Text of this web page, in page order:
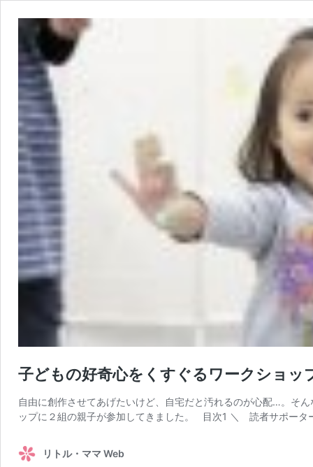
子どもの好奇心をくすぐるワークショッ
自由に創作させてあげたいけど、自宅だと汚れるのが心配…。そ
ップに２組の親子が参加してきました。 目次1 ＼ 読者サポー
リトル・ママ Web